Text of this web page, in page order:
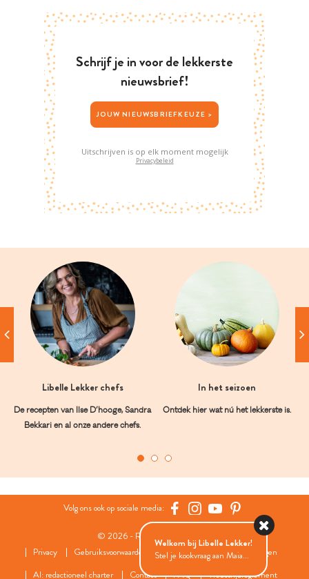
Schrijf je in voor de lekkerste
nieuwsbrief!
JOUW NIEUWSBRIEFKEUZE >
Uitschrijven is op elk moment mogelijk
Privacybeleid
Libelle Lekker chefs
De recepten van Ilse D’hooge, Sandra
Bekkari en al onze andere chefs.
In het seizoen
Ontdek hier wat nú het lekkerste is.
Volg ons ook op sociale media:
© 2026 - Roularta Media Group
Privacy
Gebruiksvoorwaarden Cookies
Cookies instellingen
AI: redactioneel charter
Contact FAQ Wedstrijdreglement
Welkom bij Libelle Lekker!
Stel je kookvraag aan Maia...